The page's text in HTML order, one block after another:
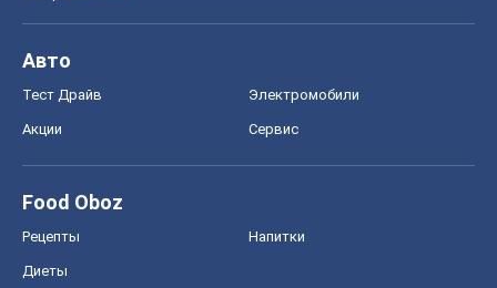
Авто
Тест Драйв Электромобили
Акции Сервис
Food Oboz
Рецепты Напитки
Диеты